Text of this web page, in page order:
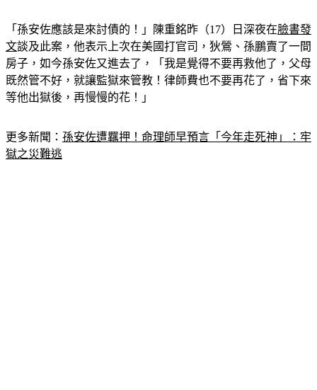
「孫安佐應該是來討債的！」陳重銘昨（17）日深夜在臉書發
文談及此案，他表示上次在美國打官司，狄鶯、孫鵬賣了一間
房子，如今孫安佐又進去了，「我是覺得不要再救他了，父母
既然管不好，就讓監獄來管教！律師費也不要再花了，省下來
等他出獄後，再慢慢的花！」
更多新聞： 孫安佐遭羈押！命理師早預言「今年走死神」：牢
獄之災難逃